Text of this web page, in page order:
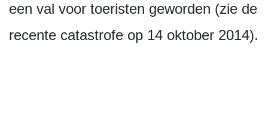
een val voor toeristen geworden (zie de
recente catastrofe op 14 oktober 2014).